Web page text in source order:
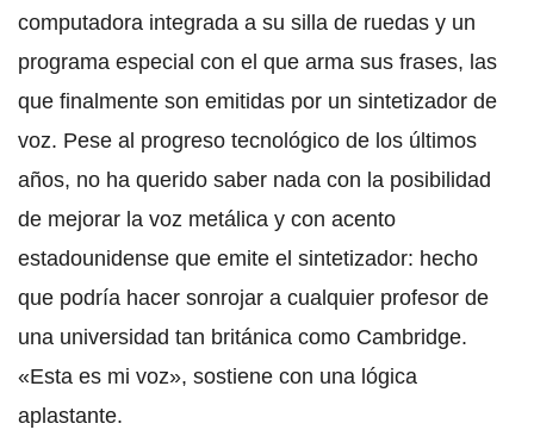
computadora integrada a su silla de ruedas y un
programa especial con el que arma sus frases, las
que finalmente son emitidas por un sintetizador de
voz. Pese al progreso tecnológico de los últimos
años, no ha querido saber nada con la posibilidad
de mejorar la voz metálica y con acento
estadounidense que emite el sintetizador: hecho
que podría hacer sonrojar a cualquier profesor de
una universidad tan británica como Cambridge.
«Esta es mi voz», sostiene con una lógica
aplastante.